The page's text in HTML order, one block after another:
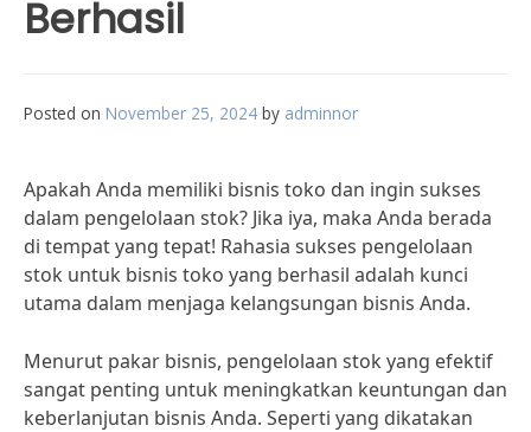
Berhasil
Posted on November 25, 2024 by adminnor
Apakah Anda memiliki bisnis toko dan ingin sukses
dalam pengelolaan stok? Jika iya, maka Anda berada
di tempat yang tepat! Rahasia sukses pengelolaan
stok untuk bisnis toko yang berhasil adalah kunci
utama dalam menjaga kelangsungan bisnis Anda.
Menurut pakar bisnis, pengelolaan stok yang efektif
sangat penting untuk meningkatkan keuntungan dan
keberlanjutan bisnis Anda. Seperti yang dikatakan